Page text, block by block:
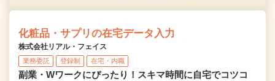
化粧品・サプリの在宅データ入力
株式会社リアル・フェイス
業務委託 登録制 在宅・内職
副業・Wワークにぴったり！スキマ時間に自宅でコツコ